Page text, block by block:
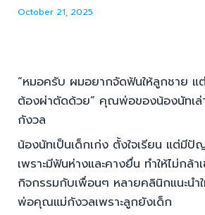
October 21, 2025
“หมอครับ ผมอยากจัดฟันให้ลูกชาย แ
ต้องผ่าตัดด้วย” คุณพ่อของน้องนัทเล่
กังวล
น้องนัทเป็นเด็กเก่ง ตั้งใจเรียน แต่มีปั
เพราะมีฟันห่างและคางยื่น ทำให้ไม่กล้
กิจกรรมกับเพื่อนๆ หลายคลินิกแนะน
พ่อคุณแม่กังวลเพราะลูกยังเด็ก